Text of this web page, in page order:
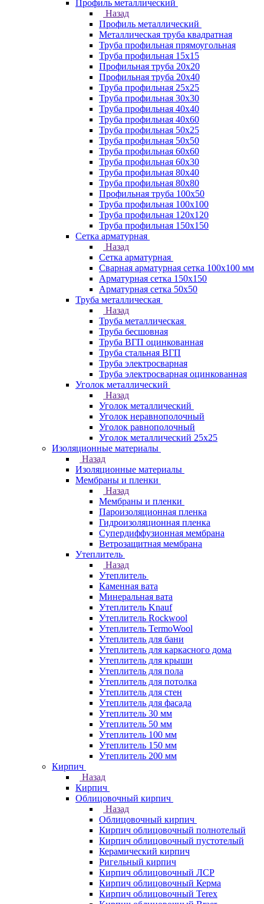
Профиль металлический
Назад
Профиль металлический
Металлическая труба квадратная
Труба профильная прямоугольная
Труба профильная 15х15
Профильная труба 20х20
Профильная труба 20х40
Труба профильная 25х25
Труба профильная 30x30
Труба профильная 40х40
Труба профильная 40х60
Труба профильная 50х25
Труба профильная 50х50
Труба профильная 60x60
Труба профильная 60х30
Труба профильная 80х40
Труба профильная 80х80
Профильная труба 100х50
Труба профильная 100х100
Труба профильная 120х120
Труба профильная 150х150
Сетка арматурная
Назад
Сетка арматурная
Сварная арматурная сетка 100х100 мм
Арматурная сетка 150х150
Арматурная сетка 50х50
Труба металлическая
Назад
Труба металлическая
Труба бесшовная
Труба ВГП оцинкованная
Труба стальная ВГП
Труба электросварная
Труба электросварная оцинкованная
Уголок металлический
Назад
Уголок металлический
Уголок неравнополочный
Уголок равнополочный
Уголок металлический 25х25
Изоляционные материалы
Назад
Изоляционные материалы
Мембраны и пленки
Назад
Мембраны и пленки
Пароизоляционная пленка
Гидроизоляционная пленка
Супердиффузионная мембрана
Ветрозащитная мембрана
Утеплитель
Назад
Утеплитель
Каменная вата
Минеральная вата
Утеплитель Knauf
Утеплитель Rockwool
Утеплитель TermoWool
Утеплитель для бани
Утеплитель для каркасного дома
Утеплитель для крыши
Утеплитель для пола
Утеплитель для потолка
Утеплитель для стен
Утеплитель для фасада
Утеплитель 30 мм
Утеплитель 50 мм
Утеплитель 100 мм
Утеплитель 150 мм
Утеплитель 200 мм
Кирпич
Назад
Кирпич
Облицовочный кирпич
Назад
Облицовочный кирпич
Кирпич облицовочный полнотелый
Кирпич облицовочный пустотелый
Керамический кирпич
Ригельный кирпич
Кирпич облицовочный ЛСР
Кирпич облицовочный Керма
Кирпич облицовочный Terex